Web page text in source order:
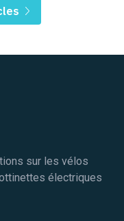
sur les vélos
électriques